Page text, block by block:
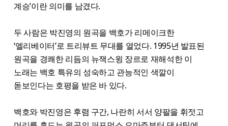
계승’이란 의미를 남겼다.
두 사람은 박진영의 원곡을 백호가 리메이크한
‘엘리베이터’로 트리뷰트 무대를 열었다. 1995년 발표된
원곡을 경쾌한 리듬의 뉴잭스윙 장르로 재해석한 이
노래는 백호 특유의 성숙하고 관능적인 색깔이
돋보인다는 호평을 받은 바 있다.
백호와 박진영은 후렴 구간, 나란히 서서 양팔을 휘젓고